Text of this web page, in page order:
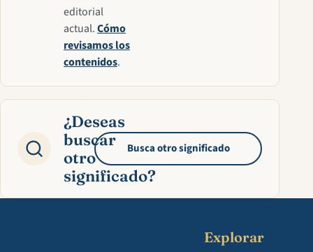
editorial
actual.Cómo
revisamos los
contenidos.
¿Deseas
buscar
otro
significado?
Busca otro significado
Explorar